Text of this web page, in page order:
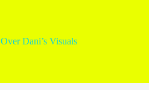
Over Dani’s Visuals